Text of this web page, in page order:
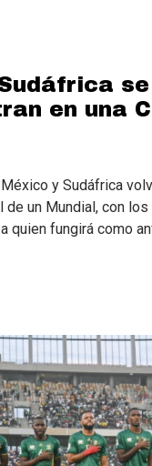
se
en una
y Sudáfrica
de un Mundial, con
quien fungirá como